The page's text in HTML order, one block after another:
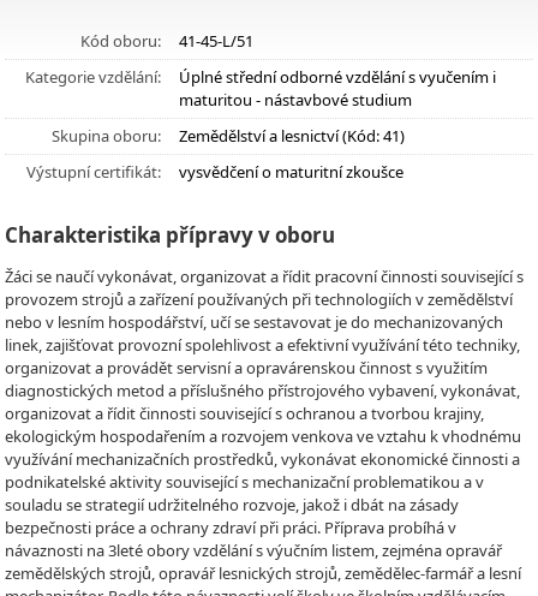
Kód oboru:
41-45-L/51
Kategorie vzdělání:
Úplné střední odborné vzdělání s vyučením i
maturitou - nástavbové studium
Skupina oboru:
Zemědělství a lesnictví (Kód: 41)
Výstupní certifikát:
vysvědčení o maturitní zkoušce
Charakteristika přípravy v oboru
Žáci se naučí vykonávat, organizovat a řídit pracovní činnosti související s
provozem strojů a zařízení používaných při technologiích v zemědělství
nebo v lesním hospodářství, učí se sestavovat je do mechanizovaných
linek, zajišťovat provozní spolehlivost a efektivní využívání této techniky,
organizovat a provádět servisní a opravárenskou činnost s využitím
diagnostických metod a příslušného přístrojového vybavení, vykonávat,
organizovat a řídit činnosti související s ochranou a tvorbou krajiny,
ekologickým hospodařením a rozvojem venkova ve vztahu k vhodnému
využívání mechanizačních prostředků, vykonávat ekonomické činnosti a
podnikatelské aktivity související s mechanizační problematikou a v
souladu se strategií udržitelného rozvoje, jakož i dbát na zásady
bezpečnosti práce a ochrany zdraví při práci. Příprava probíhá v
návaznosti na 3leté obory vzdělání s výučním listem, zejména opravář
zemědělských strojů, opravář lesnických strojů, zemědělec-farmář a lesní